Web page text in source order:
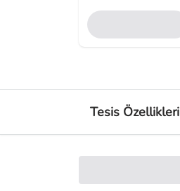
Tesis Özellikleri